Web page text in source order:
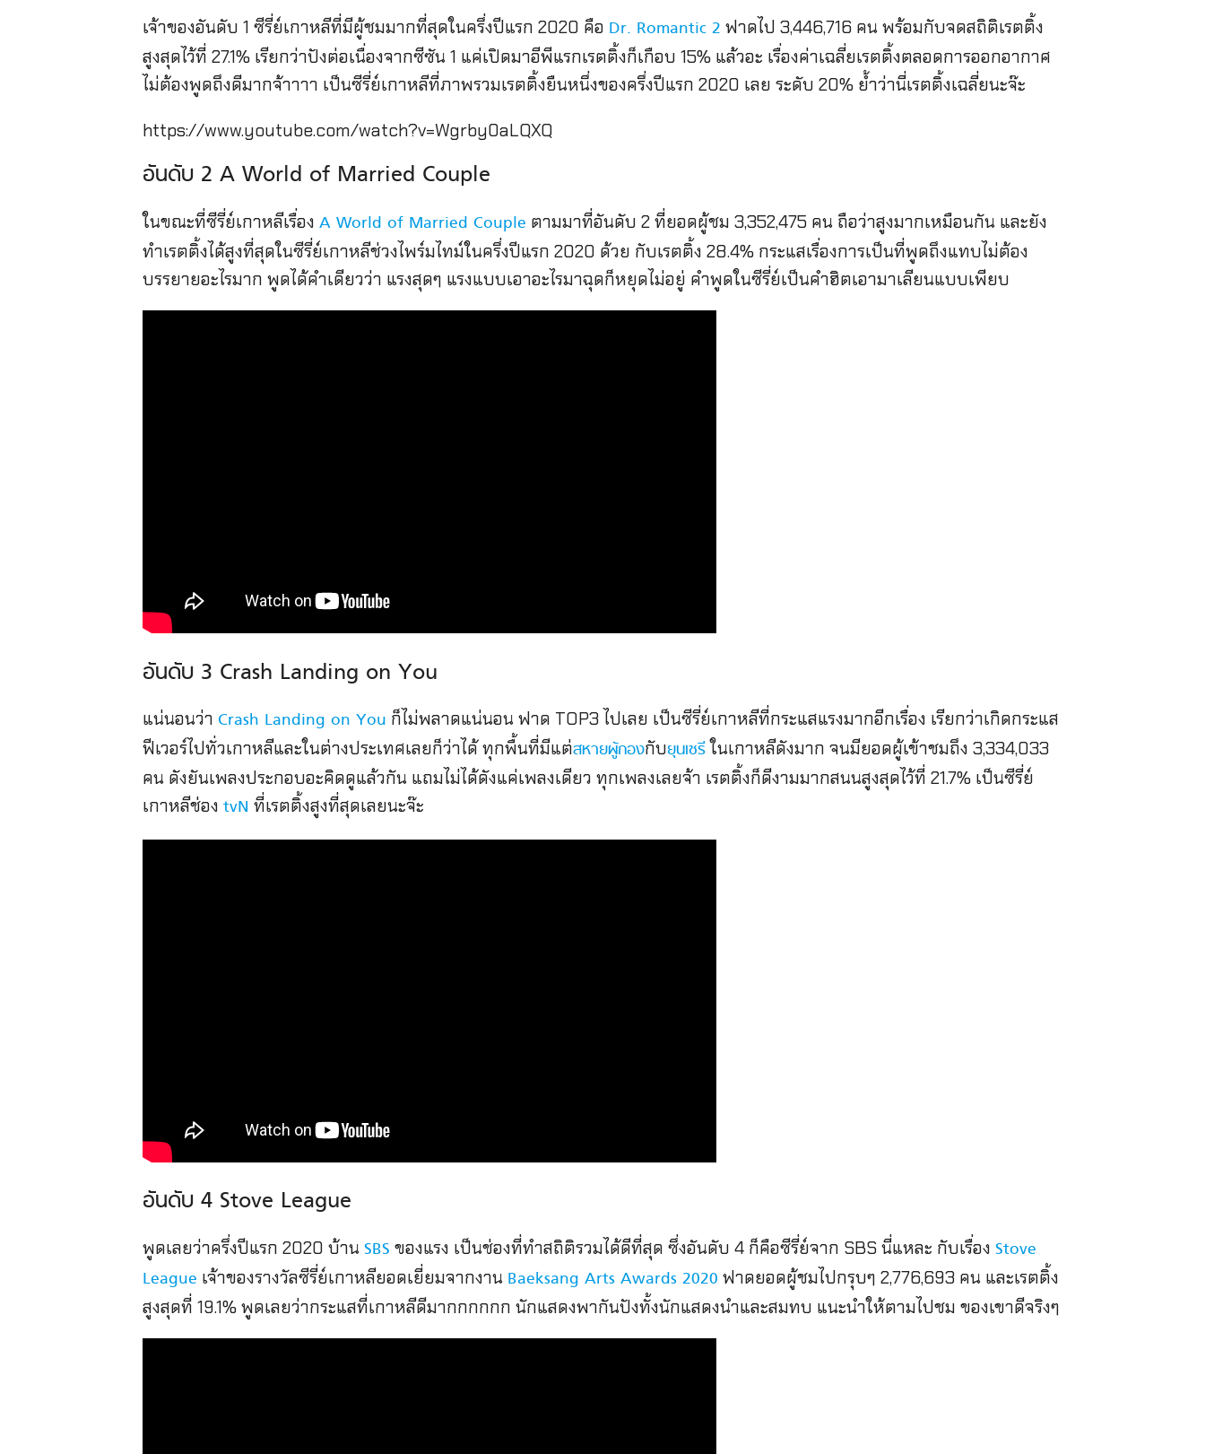
เจ้าของอันดับ 1 ซีรี่ย์เกาหลีที่มีผู้ชมมากที่สุดในครึ่งปีแรก 2020 คือ Dr. Romantic 2 ฟาดไป 3,446,716 คน พร้อมกับจดสถิติเรตติ้ง
สูงสุดไว้ที่ 27.1% เรียกว่าปังต่อเนื่องจากซีซัน 1 แค่เปิดมาอีพีแรกเรตติ้งก็เกือบ 15% แล้วอะ เรื่องค่าเฉลี่ยเรตติ้งตลอดการออกอากาศ
ไม่ต้องพูดถึงดีมากจ้าาาา เป็นซีรี่ย์เกาหลีที่ภาพรวมเรตติ้งยืนหนึ่งของครึ่งปีแรก 2020 เลย ระดับ 20% ย้ำว่านี่เรตติ้งเฉลี่ยนะจ๊ะ
https://www.youtube.com/watch?v=Wgrby0aLQXQ
อันดับ 2 A World of Married Couple
ในขณะที่ซีรี่ย์เกาหลีเรื่อง A World of Married Couple ตามมาที่อันดับ 2 ที่ยอดผู้ชม 3,352,475 คน ถือว่าสูงมากเหมือนกัน และยัง
ทำเรตติ้งได้สูงที่สุดในซีรี่ย์เกาหลีช่วงไพร์มไทม์ในครึ่งปีแรก 2020 ด้วย กับเรตติ้ง 28.4% กระแสเรื่องการเป็นที่พูดถึงแทบไม่ต้อง
บรรยายอะไรมาก พูดได้คำเดียวว่า แรงสุดๆ แรงแบบเอาอะไรมาฉุดก็หยุดไม่อยู่ คำพูดในซีรี่ย์เป็นคำฮิตเอามาเลียนแบบเพียบ
อันดับ 3 Crash Landing on You
แน่นอนว่า Crash Landing on You ก็ไม่พลาดแน่นอน ฟาด TOP3 ไปเลย เป็นซีรี่ย์เกาหลีที่กระแสแรงมากอีกเรื่อง เรียกว่าเกิดกระแส
ฟีเวอร์ไปทั่วเกาหลีและในต่างประเทศเลยก็ว่าได้ ทุกพื้นที่มีแต่สหายผู้กองกับยุนเซรีในเกาหลีดังมาก จนมียอดผู้เข้าชมถึง 3,334,033
คน ดังยันเพลงประกอบอะคิดดูแล้วกัน แถมไม่ได้ดังแค่เพลงเดียว ทุกเพลงเลยจ้า เรตติ้งก็ดีงามมากสนนสูงสุดไว้ที่ 21.7% เป็นซีรี่ย์
เกาหลีช่อง tvN ที่เรตติ้งสูงที่สุดเลยนะจ๊ะ
อันดับ 4 Stove League
พูดเลยว่าครึ่งปีแรก 2020 บ้าน SBS ของแรง เป็นช่องที่ทำสถิติรวมได้ดีที่สุด ซึ่งอันดับ 4 ก็คือซีรี่ย์จาก SBS นี่แหละ กับเรื่อง Stove
League เจ้าของรางวัลซีรี่ย์เกาหลียอดเยี่ยมจากงาน Baeksang Arts Awards 2020 ฟาดยอดผู้ชมไปกรุบๆ 2,776,693 คน และเรตติ้ง
สูงสุดที่ 19.1% พูดเลยว่ากระแสที่เกาหลีดีมากกกกกก นักแสดงพากันปังทั้งนักแสดงนำและสมทบ แนะนำให้ตามไปชม ของเขาดีจริงๆ